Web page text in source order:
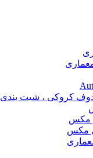
کروکی ، شیت بندی
مکس
مکس